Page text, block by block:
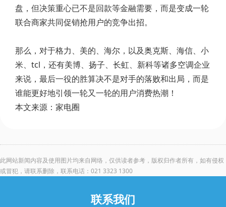
盘，但决策重心已不是回款等金融需要，而是变成一轮
联合商家共同促销抢用户的竞争出招。
那么，对于格力、美的、海尔，以及奥克斯、海信、小
米、tcl，还有美博、扬子、长虹、新科等诸多空调企业
来说，最后一役的胜算决不是对手的落败和出局，而是
谁能更好地引领一轮又一轮的用户消费热潮！
本文来源：家电圈
此网站新闻内容及使用图片均来自网络，仅供读者参考，版权归作者所有，如有侵权
或冒犯，请联系删除，联系电话：021 3323 1300
联系我们